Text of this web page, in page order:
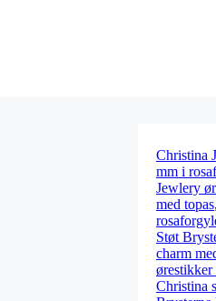
Christina
mm i
Jewlery
med topas,
Støt
charm
ørestikker
Christina